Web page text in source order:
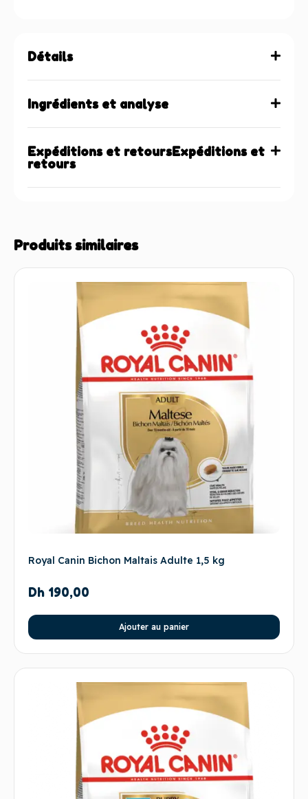
Détails
Ingrédients et analyse
Expéditions et retoursExpéditions et
retours
Produits similaires
Royal Canin Bichon Maltais Adulte 1,5 kg
Dh 190,00
Ajouter au panier